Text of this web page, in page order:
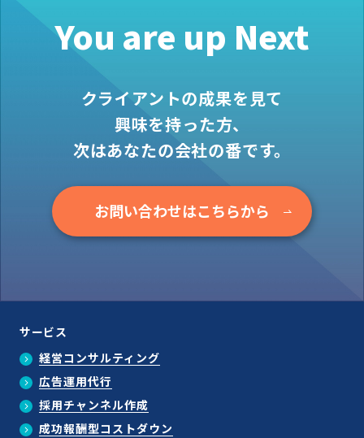
You are up Next
クライアントの成果を見て
興味を持った方、
次はあなたの会社の番です。
お問い合わせはこちらから
サービス
経営コンサルティング
広告運用代行
採用チャンネル作成
成功報酬型コストダウン